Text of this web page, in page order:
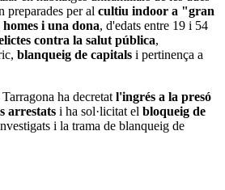
preparades per al cultiu indoor a "gran
homes i una dona, d'edats entre 19 i 54
contra la salut pública,
blanqueig de capitals i pertinença a
ha decretat l'ingrés a la presó
arrestats i ha sol·licitat el bloqueig de
i la trama de blanqueig de